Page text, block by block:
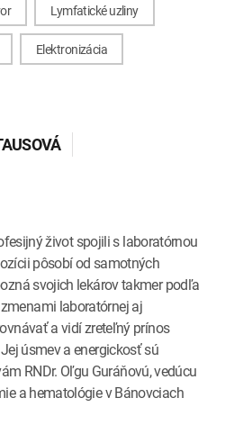
Žiadanky a tlačivá
Odberová príručka
Lymfatické uzliny
Elektronizácia
život spojili s laboratórnou
pôsobí od samotných
svojich lekárov takmer podľa
laboratórnej aj
a vidí zreteľný prínos
úsmev a energickosť sú
RNDr. Oľgu Guráňovú, vedúcu
a hematológie v Bánovciach